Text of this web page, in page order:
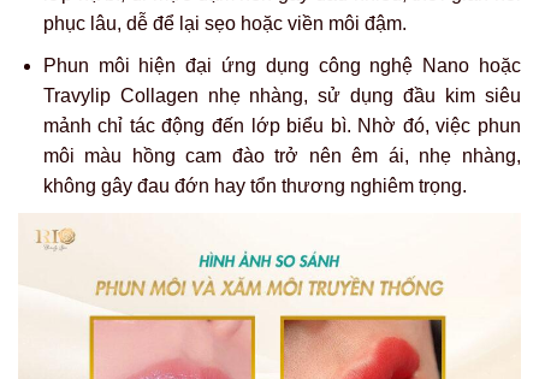
phục lâu, dễ để lại sẹo hoặc viền môi đậm.
Phun môi hiện đại ứng dụng công nghệ Nano hoặc
Travylip Collagen nhẹ nhàng, sử dụng đầu kim siêu
mảnh chỉ tác động đến lớp biểu bì. Nhờ đó, việc phun
môi màu hồng cam đào trở nên êm ái, nhẹ nhàng,
không gây đau đớn hay tổn thương nghiêm trọng.